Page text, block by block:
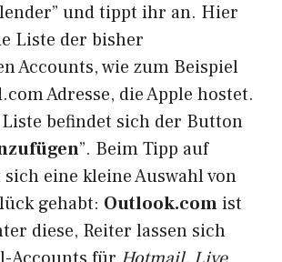
und tippt ihr an. Hier
Liste der bisher
Accounts, wie zum Beispiel
Adresse, die Apple hostet.
befindet sich der Button
”. Beim Tipp auf
eine kleine Auswahl von
gehabt: Outlook.com ist
diese, Reiter lassen sich